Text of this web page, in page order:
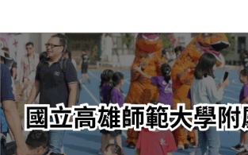
轉
至
主
內
容